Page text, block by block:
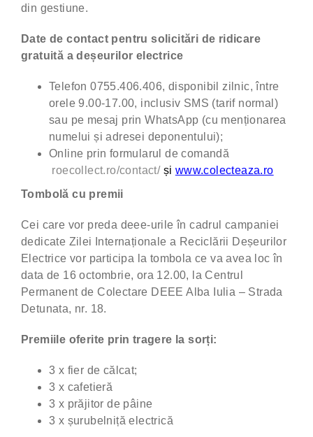
din gestiune.
Date de contact pentru solicitări de ridicare
gratuită a deșeurilor electrice
Telefon 0755.406.406, disponibil zilnic, între
orele 9.00-17.00, inclusiv SMS (tarif normal)
sau pe mesaj prin WhatsApp (cu menționarea
numelui și adresei deponentului);
Online prin formularul de comandă
roecollect.ro/contact/ și www.colecteaza.ro
Tombolă cu premii
Cei care vor preda deee-urile în cadrul campaniei
dedicate Zilei Internaționale a Reciclării Deșeurilor
Electrice vor participa la tombola ce va avea loc în
data de 16 octombrie, ora 12.00, la Centrul
Permanent de Colectare DEEE Alba Iulia – Strada
Detunata, nr. 18.
Premiile oferite prin tragere la sorți:
3 x fier de călcat;
3 x cafetieră
3 x prăjitor de pâine
3 x șurubelniță electrică